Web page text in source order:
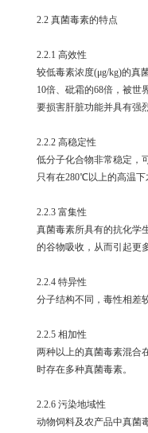
2.2 真菌毒素的特点
2.2.1 高效性
较低毒素浓度(μg/kg)的真
10倍、砒霜的68倍，被
要损害肝脏功能并具有强
2.2.2 高稳定性
低分子化合物非常稳定，
只有在280℃以上的高温下
2.2.3 富集性
真菌毒素所具有的抗化学
的谷物吸收，从而引起更
2.2.4 特异性
分子结构不同，毒性相差
2.2.5 相加性
两种以上的真菌毒素混合
时存在多种真菌毒素。
2.2.6 污染地域性
动物饲料及农产品中真菌